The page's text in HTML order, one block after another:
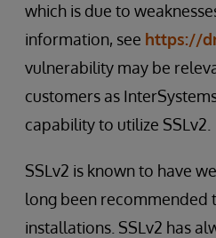
which is due to
information, see https://
vulnerability may be
customers as
capability to utilize SSLv2.
SSLv2 is known to have
long been recommended
installations. SSLv2 has